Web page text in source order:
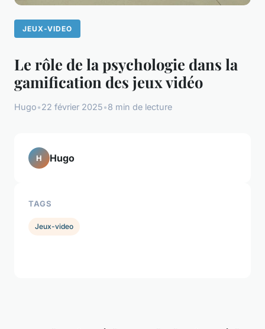
JEUX-VIDEO
Le rôle de la psychologie dans la
gamification des jeux vidéo
Hugo•22 février 2025•8 min de lecture
H Hugo
TAGS
Jeux-video